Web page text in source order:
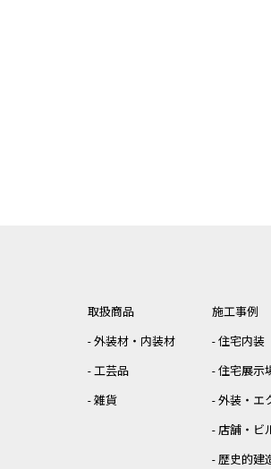
取扱商品
外装材・内装材
工芸品
雑貨
施工事例
住宅内装
住宅展示
外装・エ
店舗・ビ
歴史的建